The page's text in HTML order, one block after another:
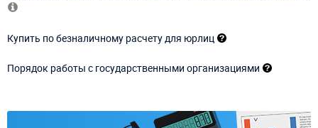
Купить по безналичному расчету для юрлиц
Порядок работы с государственными организациями